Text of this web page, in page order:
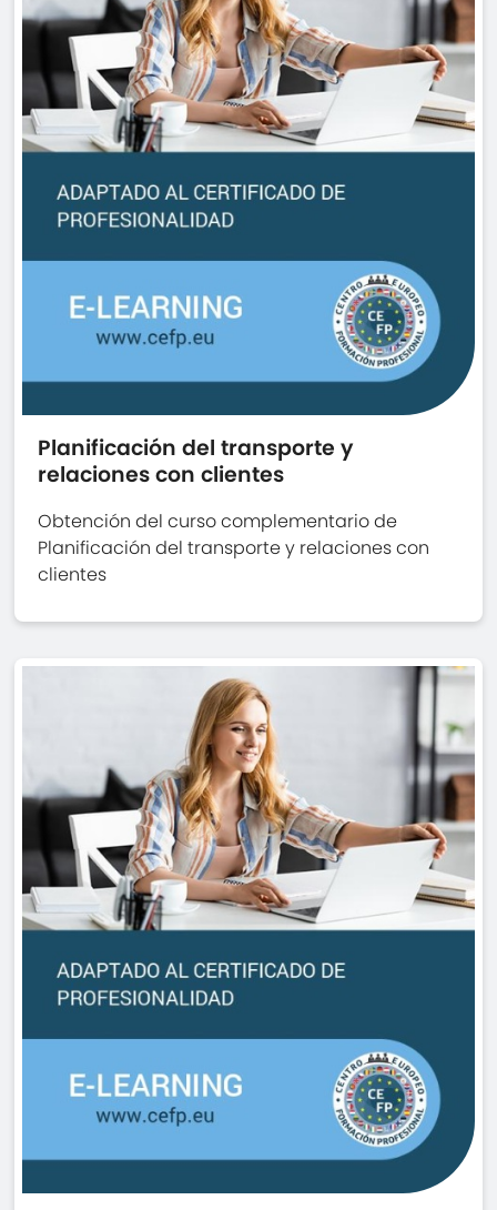
Planificación del transporte y
relaciones con clientes
Obtención del curso complementario de
Planificación del transporte y relaciones con
clientes